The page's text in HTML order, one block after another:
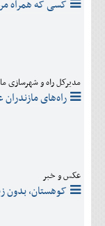
کسی که همراه
مدیرکل راه و شهرسازی
راه‌های
عکس و خبر
کوهستان، بدون